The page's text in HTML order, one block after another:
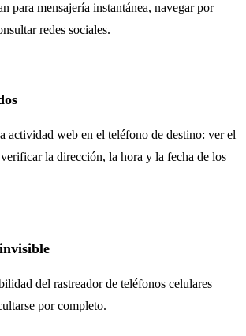
para mensajería instantánea, navegar por
redes sociales.
actividad web en el teléfono de destino: ver el
la dirección, la hora y la fecha de los
del rastreador de teléfonos celulares
por completo.